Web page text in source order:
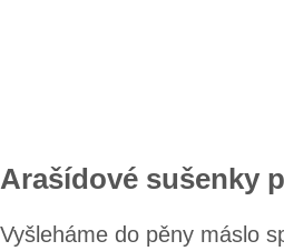
Arašídové sušenky
Vyšleháme do pěny máslo